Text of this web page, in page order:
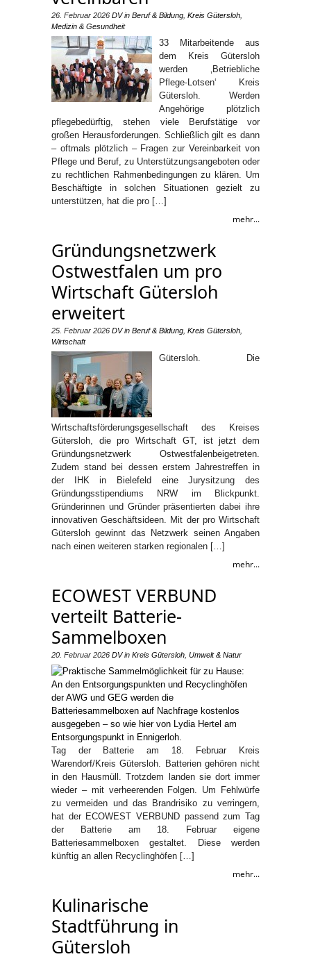
26. Februar 2026 DVin Beruf & Bildung Kreis Gütersloh
Medizin & Gesundheit
33 Mitarbeitende aus
dem Kreis Gütersloh
werden ‚Betriebliche
Pflege-Lotsen‘ Kreis
Gütersloh. Werden
Angehörige plötzlich
pflegebedürftig, stehen viele Berufstätige vor
großen Herausforderungen. Schließlich gilt es dann
– oftmals plötzlich – Fragen zur Vereinbarkeit von
Pflege und Beruf, zu Unterstützungsangeboten oder
zu rechtlichen Rahmenbedingungen zu klären. Um
Beschäftigte in solchen Situationen gezielt zu
unterstützen, hat die pro […]
mehr...
Gründungsnetzwerk
Ostwestfalen um pro
Wirtschaft Gütersloh
erweitert
25. Februar 2026 DVin Beruf & Bildung Kreis Gütersloh
Wirtschaft
Gütersloh. Die
Wirtschaftsförderungsgesellschaft des Kreises
Gütersloh, die pro Wirtschaft GT, ist jetzt dem
Gründungsnetzwerk Ostwestfalenbeigetreten.
Zudem stand bei dessen erstem Jahrestreffen in
der IHK in Bielefeld eine Jurysitzung des
Gründungsstipendiums NRW im Blickpunkt.
Gründerinnen und Gründer präsentierten dabei ihre
innovativen Geschäftsideen. Mit der pro Wirtschaft
Gütersloh gewinnt das Netzwerk seinen Angaben
nach einen weiteren starken regionalen […]
mehr...
ECOWEST VERBUND
verteilt Batterie-
Sammelboxen
20. Februar 2026 DVin Kreis Gütersloh Umwelt & Natur
Tag der Batterie am 18. Februar Kreis
Warendorf/Kreis Gütersloh. Batterien gehören nicht
in den Hausmüll. Trotzdem landen sie dort immer
wieder – mit verheerenden Folgen. Um Fehlwürfe
zu vermeiden und das Brandrisiko zu verringern,
hat der ECOWEST VERBUND passend zum Tag
der Batterie am 18. Februar eigene
Batteriesammelboxen gestaltet. Diese werden
künftig an allen Recyclinghöfen […]
mehr...
Kulinarische
Stadtführung in
Gütersloh